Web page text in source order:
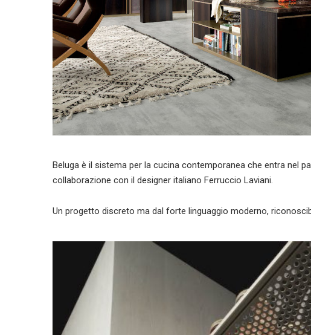
Beluga è il sistema per la cucina contemporanea che entra nel
collaborazione con il designer italiano Ferruccio Laviani.
Un progetto discreto ma dal forte linguaggio moderno,